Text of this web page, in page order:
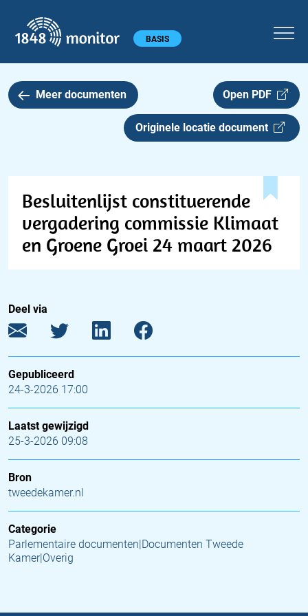
Hoofdmenu BASIS
Meer documenten Open PDF
Originele locatie document
Besluitenlijst constituerende
vergadering commissie Klimaat
en Groene Groei 24 maart 2026
Deel via
Gepubliceerd
24-3-2026 17:00
Laatst gewijzigd
25-3-2026 09:08
Bron
tweedekamer.nl
Categorie
Parlementaire documenten|Documenten Tweede
Kamer|Overig